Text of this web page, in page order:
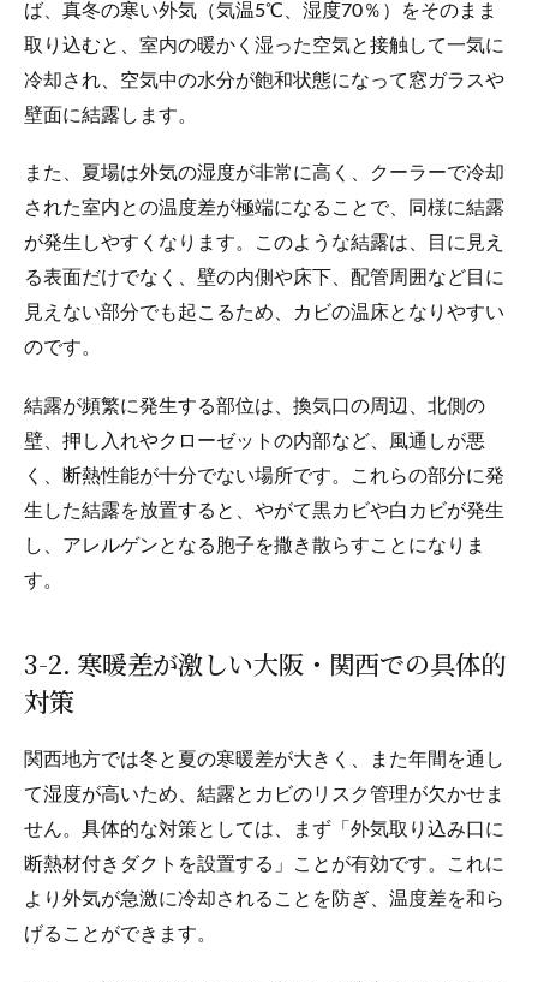
ば、真冬の寒い外気（気温5℃、湿度70％）をそのまま
取り込むと、室内の暖かく湿った空気と接触して一気に
冷却され、空気中の水分が飽和状態になって窓ガラスや
壁面に結露します。
また、夏場は外気の湿度が非常に高く、クーラーで冷却
された室内との温度差が極端になることで、同様に結露
が発生しやすくなります。このような結露は、目に見え
る表面だけでなく、壁の内側や床下、配管周囲など目に
見えない部分でも起こるため、カビの温床となりやすい
のです。
結露が頻繁に発生する部位は、換気口の周辺、北側の
壁、押し入れやクローゼットの内部など、風通しが悪
く、断熱性能が十分でない場所です。これらの部分に発
生した結露を放置すると、やがて黒カビや白カビが発生
し、アレルゲンとなる胞子を撒き散らすことになりま
す。
3-2. 寒暖差が激しい大阪・関西での具体的
対策
関西地方では冬と夏の寒暖差が大きく、また年間を通し
て湿度が高いため、結露とカビのリスク管理が欠かせま
せん。具体的な対策としては、まず「外気取り込み口に
断熱材付きダクトを設置する」ことが有効です。これに
より外気が急激に冷却されることを防ぎ、温度差を和ら
げることができます。